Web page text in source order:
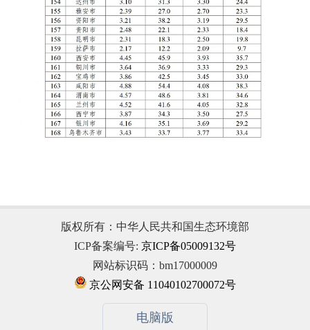
版权所有：中华人民共和国生态环境部
ICP备案编号: 京ICP备05009132号
网站标识码：bm17000009
京公网安备 11040102700072号
电脑版